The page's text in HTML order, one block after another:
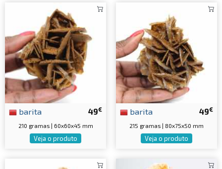
49€
barita
210 gramas | 60x60x45 mm
Veja o produto
49€
barita
215 gramas | 80x75x50 mm
Veja o produto